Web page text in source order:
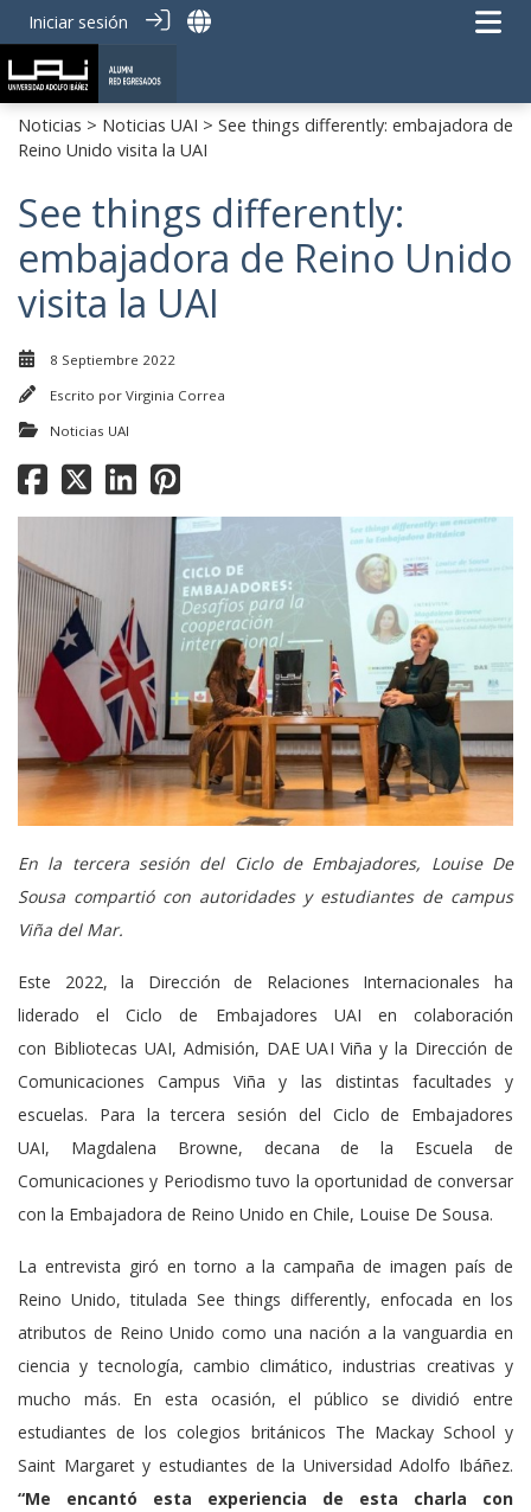
Iniciar sesión
Noticias > Noticias UAI > See things differently: embajadora de
Reino Unido visita la UAI
See things differently:
embajadora de Reino Unido
visita la UAI
8 Septiembre 2022
Escrito por Virginia Correa
Noticias UAI
En la tercera sesión del Ciclo de Embajadores, Louise De
Sousa compartió con autoridades y estudiantes de campus
Viña del Mar.
Este 2022, la Dirección de Relaciones Internacionales ha
liderado el Ciclo de Embajadores UAI en colaboración
con Bibliotecas UAI, Admisión, DAE UAI Viña y la Dirección de
Comunicaciones Campus Viña y las distintas facultades y
escuelas. Para la tercera sesión del Ciclo de Embajadores
UAI, Magdalena Browne, decana de la Escuela de
Comunicaciones y Periodismo tuvo la oportunidad de conversar
con la Embajadora de Reino Unido en Chile, Louise De Sousa.
La entrevista giró en torno a la campaña de imagen país de
Reino Unido, titulada See things differently, enfocada en los
atributos de Reino Unido como una nación a la vanguardia en
ciencia y tecnología, cambio climático, industrias creativas y
mucho más. En esta ocasión, el público se dividió entre
estudiantes de los colegios británicos The Mackay School y
Saint Margaret y estudiantes de la Universidad Adolfo Ibáñez.
“Me encantó esta experiencia de esta charla con